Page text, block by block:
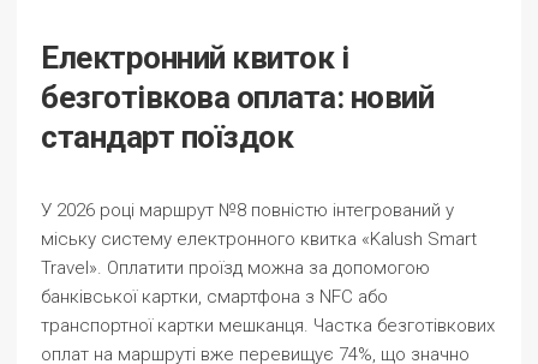
Електронний квиток і
безготівкова оплата: новий
стандарт поїздок
У 2026 році маршрут №8 повністю інтегрований у
міську систему електронного квитка «Kalush Smart
Travel». Оплатити проїзд можна за допомогою
банківської картки, смартфона з NFC або
транспортної картки мешканця. Частка безготівкових
оплат на маршруті вже перевищує 74%, що значно